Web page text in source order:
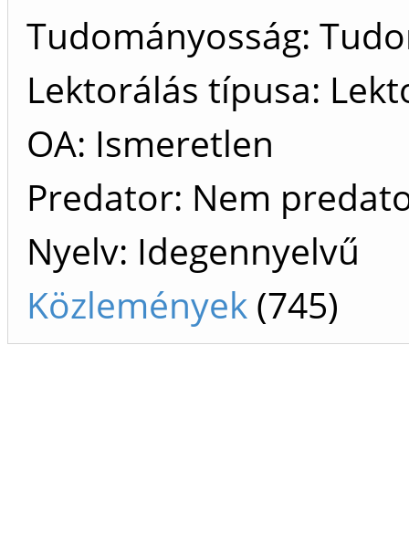
Tudományosság:
Lektorálás típusa:
OA: Ismeretlen
Predator: Nem
Nyelv: Idegennyelvű
Közlemények (745)